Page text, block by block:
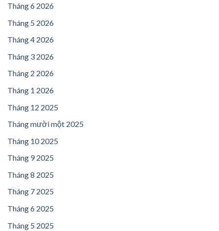
Tháng 6 2026
Tháng 5 2026
Tháng 4 2026
Tháng 3 2026
Tháng 2 2026
Tháng 1 2026
Tháng 12 2025
Tháng mười một 2025
Tháng 10 2025
Tháng 9 2025
Tháng 8 2025
Tháng 7 2025
Tháng 6 2025
Tháng 5 2025